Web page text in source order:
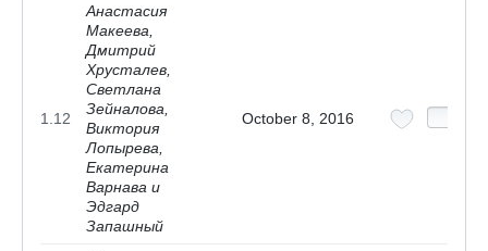
1.12
Анастасия
Макеева,
Дмитрий
Хрусталев,
Светлана
Зейналова,
Виктория
Лопырева,
Екатерина
Варнава и
Эдгард
Запашный
October 8, 2016